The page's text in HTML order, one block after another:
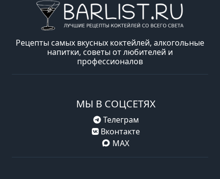
Рецепты самых вкусных коктейлей, алкогольные
напитки, советы от любителей и
профессионалов
МЫ В СОЦСЕТЯХ
Телеграм
Вконтакте
MAX